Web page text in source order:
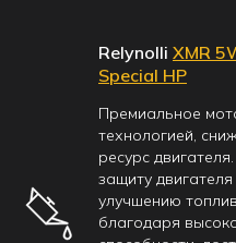
Relynolli XMR
Special HP
Премиальное
технологией,
ресурс
защиту
улучшению
благодаря